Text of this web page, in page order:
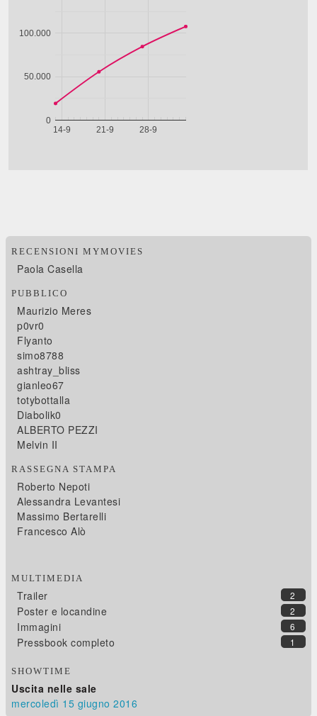
RECENSIONI MYMOVIES
Paola Casella
PUBBLICO
Maurizio Meres
p0vr0
Flyanto
simo8788
ashtray_bliss
gianleo67
totybottalla
Diabolik0
ALBERTO PEZZI
Melvin II
RASSEGNA STAMPA
Roberto Nepoti
Alessandra Levantesi
Massimo Bertarelli
Francesco Alò
MULTIMEDIA
2
Trailer
2
Poster e locandine
6
Immagini
1
Pressbook completo
SHOWTIME
Uscita nelle sale
mercoledì 15 giugno 2016